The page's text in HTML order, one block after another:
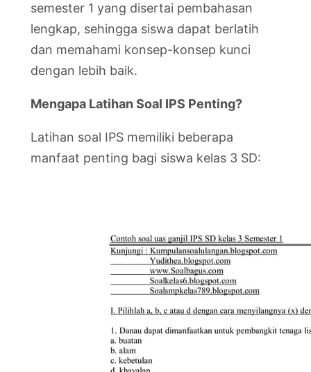
semester 1 yang disertai pembahasan
lengkap, sehingga siswa dapat berlatih
dan memahami konsep-konsep kunci
dengan lebih baik.
Mengapa Latihan Soal IPS Penting?
Latihan soal IPS memiliki beberapa
manfaat penting bagi siswa kelas 3 SD: